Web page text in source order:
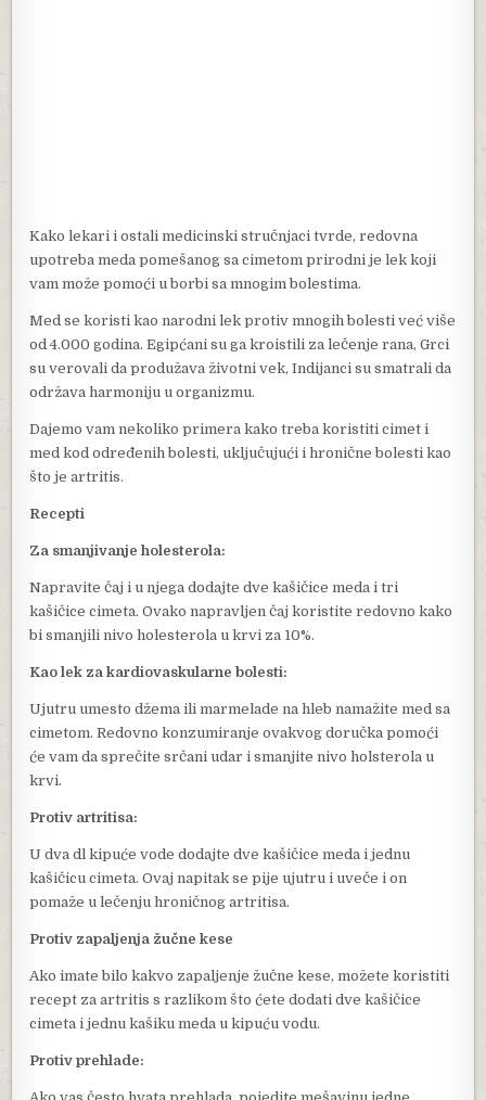
Kako lekari i ostali medicinski stručnjaci tvrde, redovna
upotreba meda pomešanog sa cimetom prirodni je lek koji
vam može pomoći u borbi sa mnogim bolestima.
Med se koristi kao narodni lek protiv mnogih bolesti već više
od 4.000 godina. Egipćani su ga kroistili za lečenje rana, Grci
su verovali da produžava životni vek, Indijanci su smatrali da
održava harmoniju u organizmu.
Dajemo vam nekoliko primera kako treba koristiti cimet i
med kod određenih bolesti, uključujući i hronične bolesti kao
što je artritis.
Recepti
Za smanjivanje holesterola:
Napravite čaj i u njega dodajte dve kašičice meda i tri
kašičice cimeta. Ovako napravljen čaj koristite redovno kako
bi smanjili nivo holesterola u krvi za 10%.
Kao lek za kardiovaskularne bolesti:
Ujutru umesto džema ili marmelade na hleb namažite med sa
cimetom. Redovno konzumiranje ovakvog doručka pomoći
će vam da sprečite srčani udar i smanjite nivo holsterola u
krvi.
Protiv artritisa:
U dva dl kipuće vode dodajte dve kašičice meda i jednu
kašičicu cimeta. Ovaj napitak se pije ujutru i uveče i on
pomaže u lečenju hroničnog artritisa.
Protiv zapaljenja žučne kese
Ako imate bilo kakvo zapaljenje žučne kese, možete koristiti
recept za artritis s razlikom što ćete dodati dve kašičice
cimeta i jednu kašiku meda u kipuću vodu.
Protiv prehlade: